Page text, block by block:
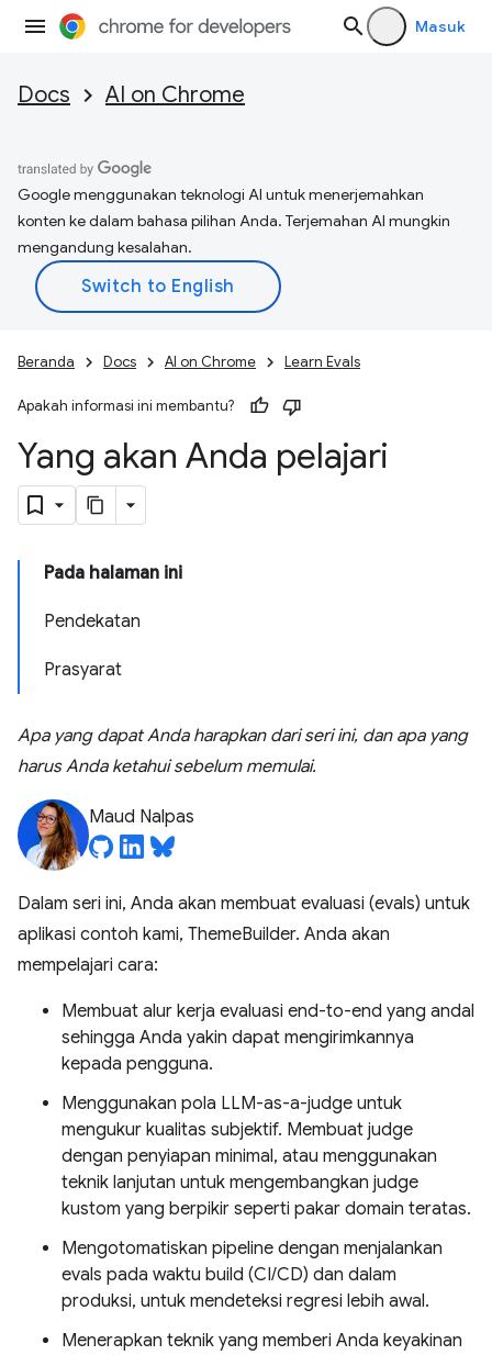
Masuk
Docs AI on Chrome
Google menggunakan teknologi AI untuk menerjemahkan
konten ke dalam bahasa pilihan Anda. Terjemahan AI mungkin
mengandung kesalahan.
Beranda Docs AI on Chrome Learn Evals
Apakah informasi ini membantu?
Yang akan Anda pelajari
Pada halaman ini
Pendekatan
Prasyarat
Apa yang dapat Anda harapkan dari seri ini, dan apa yang
harus Anda ketahui sebelum memulai.
Maud Nalpas
Dalam seri ini, Anda akan membuat evaluasi (evals) untuk
aplikasi contoh kami, ThemeBuilder. Anda akan
mempelajari cara:
Membuat alur kerja evaluasi end-to-end yang andal
sehingga Anda yakin dapat mengirimkannya
kepada pengguna.
Menggunakan pola LLM-as-a-judge untuk
mengukur kualitas subjektif. Membuat judge
dengan penyiapan minimal, atau menggunakan
teknik lanjutan untuk mengembangkan judge
kustom yang berpikir seperti pakar domain teratas.
Mengotomatiskan pipeline dengan menjalankan
evals pada waktu build (CI/CD) dan dalam
produksi, untuk mendeteksi regresi lebih awal.
Menerapkan teknik yang memberi Anda keyakinan